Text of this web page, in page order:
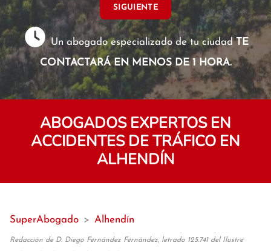
SIGUIENTE
Un abogado especializado de tu ciudadTE
CONTACTARÁ EN MENOS DE 1 HORA.
ABOGADOS EXPERTOS EN
ACCIDENTES DE TRÁFICO EN
ALHENDÍN
SuperAbogado > Alhendín
Redacción de D. Diego Fernández Fernández, letrado 125.741 del Ilustre